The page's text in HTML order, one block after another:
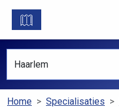
Home Specialisaties